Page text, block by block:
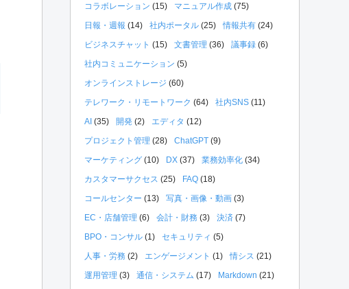
コラボレーション (15) マニュアル作成 (75)
日報・週報 (14) 社内ポータル (25) 情報共有 (24)
ビジネスチャット (15) 文書管理 (36) 議事録 (6)
社内コミュニケーション (5)
オンラインストレージ (60)
テレワーク・リモートワーク (64) 社内SNS (11)
AI (35) 開発 (2) エディタ (12)
プロジェクト管理 (28) ChatGPT (9)
マーケティング (10) DX (37) 業務効率化 (34)
カスタマーサクセス (25) FAQ (18)
コールセンター (13) 写真・画像・動画 (3)
EC・店舗管理 (6) 会計・財務 (3) 決済 (7)
BPO・コンサル (1) セキュリティ (5)
人事・労務 (2) エンゲージメント (1) 情シス (21)
運用管理 (3) 通信・システム (17) Markdown (21)